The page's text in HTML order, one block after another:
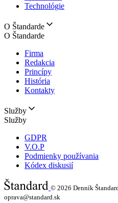
Technológie
O Štandarde
O Štandarde
Firma
Redakcia
Princípy
História
Kontakty
Služby
Služby
GDPR
V.O.P
Podmienky používania
Kódex diskusií
© 2026 Denník
oprava@standard.sk